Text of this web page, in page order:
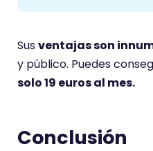
Susventajas son
y público. Puedes
solo 19 euros al mes.
Conclusión